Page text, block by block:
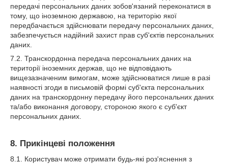
передачі персональних даних зобов'язаний переконатися в
тому, що іноземною державою, на територію якої
передбачається здійснювати передачу персональних даних,
забезпечується надійний захист прав суб'єктів персональних
даних.
7.2. Транскордонна передача персональних даних на
території іноземних держав, що не відповідають
вищезазначеним вимогам, може здійснюватися лише в разі
наявності згоди в письмовій формі суб'єкта персональних
даних на транскордонну передачу його персональних даних
та/або виконання договору, стороною якого є суб'єкт
персональних даних.
8. Прикінцеві положення
8.1. Користувач може отримати будь-які роз'яснення з